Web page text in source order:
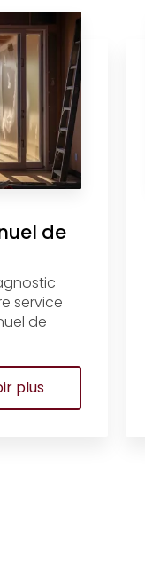
de
service
de
plus